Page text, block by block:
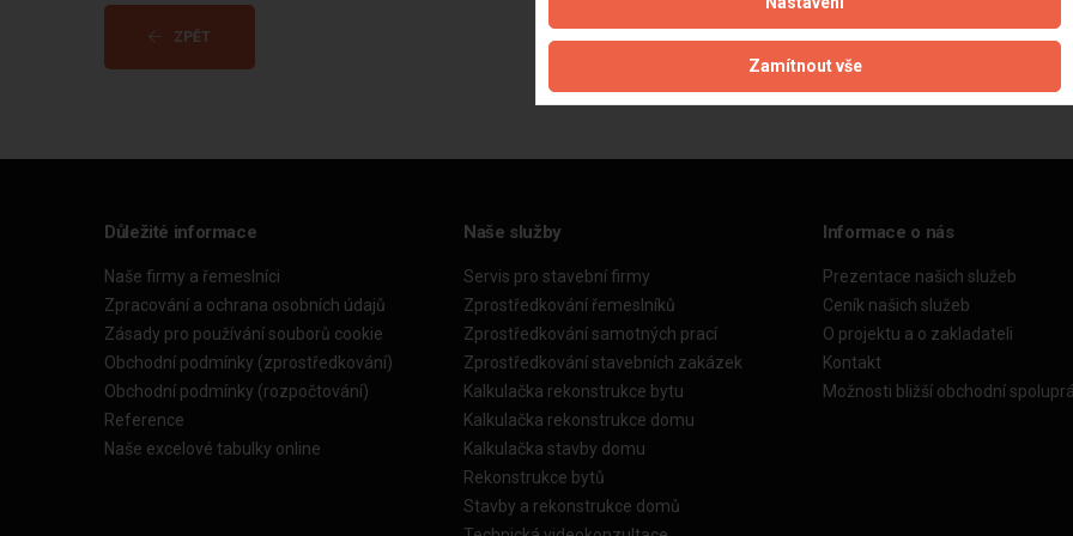
ZPĚT Aktualizováno z portálu ARES dne 28.01.2025 08:44:10
Důležité informace
Naše firmy a řemeslníci
Zpracování a ochrana osobních údajů
Zásady pro používání souborů cookie
Obchodní podmínky (zprostředkování)
Obchodní podmínky (rozpočtování)
Reference
Naše excelové tabulky online
Naše služby
Servis pro stavební firmy
Zprostředkování řemeslníků
Zprostředkování samotných prací
Zprostředkování stavebních zakázek
Kalkulačka rekonstrukce bytu
Kalkulačka rekonstrukce domu
Kalkulačka stavby domu
Rekonstrukce bytů
Stavby a rekonstrukce domů
Informace o nás
Prezentace našich služeb
Ceník našich služeb
O projektu a o zakladateli
Kontakt
Možnosti bližší obchodní
Zamítnout vše